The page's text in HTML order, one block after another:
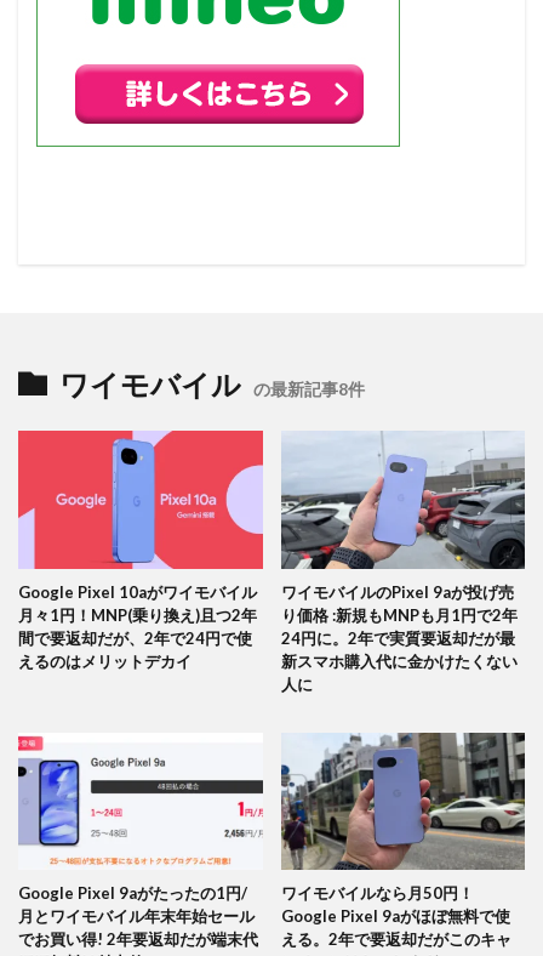
ワイモバイル の最新記事8件
Google Pixel 10aがワイモバイル
月々1円！MNP(乗り換え)且つ2年
間で要返却だが、2年で24円で使
えるのはメリットデカイ
ワイモバイルのPixel 9aが投げ売
り価格 :新規もMNPも月1円で2年
24円に。2年で実質要返却だが最
新スマホ購入代に金かけたくない
人に
Google Pixel 9aがたったの1円/
月とワイモバイル年末年始セール
でお買い得! 2年要返却だが端末代
ワイモバイルなら月50円！
Google Pixel 9aがほぼ無料で使
える。2年で要返却だがこのキャ